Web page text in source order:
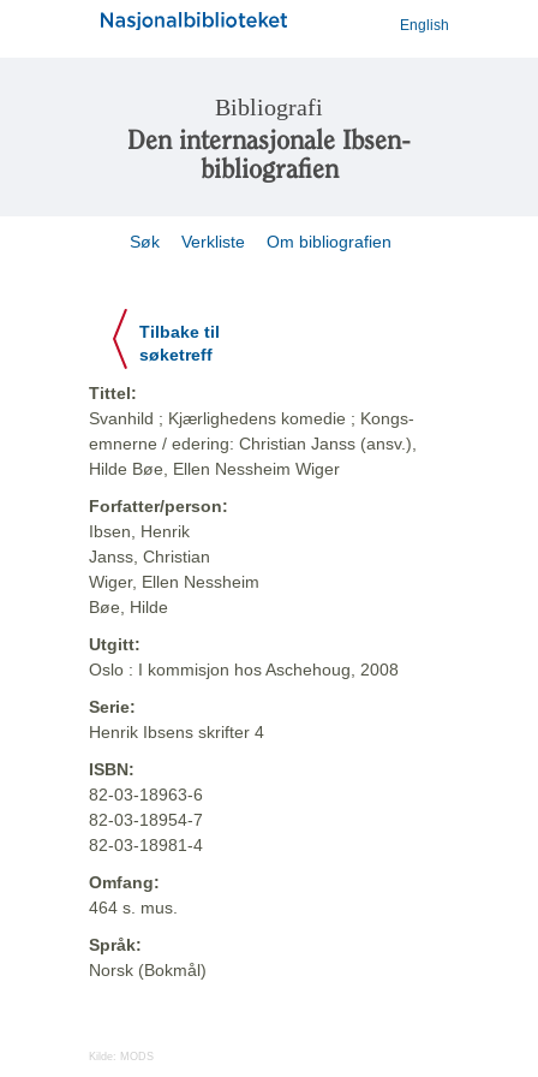
English
Bibliografi
Den internasjonale Ibsen-
bibliografien
Søk Verkliste Om bibliografien
Tilbake til
søketreff
Tittel:
Svanhild ; Kjærlighedens komedie ; Kongs-
emnerne / edering: Christian Janss (ansv.),
Hilde Bøe, Ellen Nessheim Wiger
Forfatter/person:
Ibsen, Henrik
Janss, Christian
Wiger, Ellen Nessheim
Bøe, Hilde
Utgitt:
Oslo : I kommisjon hos Aschehoug, 2008
Serie:
Henrik Ibsens skrifter 4
ISBN:
82-03-18963-6
82-03-18954-7
82-03-18981-4
Omfang:
464 s. mus.
Språk:
Norsk (Bokmål)
Kilde: MODS